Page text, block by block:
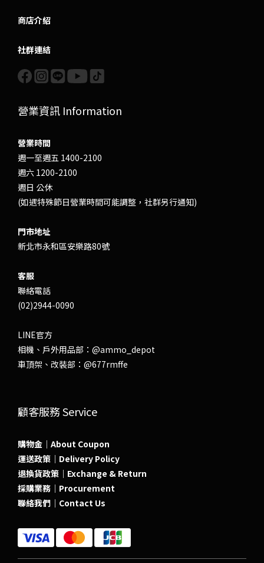
商店介紹
社群連結
營業資訊 Information
營業時間
週一至週五 1400-2100
週六 1200-2100
週日 公休
(如遇特殊節日營業時間可能調整，社群另行通知)
門市地址
新北市永和區安樂路80號
客服
聯絡電話
(02)2944-0090
LINE官方
相機、戶外用品部： @ammo_depot
車頂架、改裝部： @677rmffe
顧客服務 Service
購物金｜About Coupon
運送政策｜Delivery Policy
退換貨政策｜Exchange & Return
採購業務｜Procurement
聯絡我們｜Contact Us